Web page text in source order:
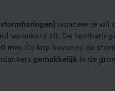
stormharingen) wanneer je wil
verankerd zit. De
mm. De kop bovenop de
gemakkelijk in de